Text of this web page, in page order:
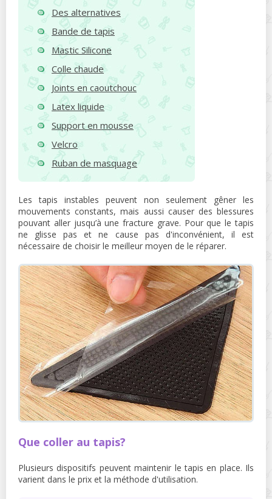
Des alternatives
Bande de tapis
Mastic Silicone
Colle chaude
Joints en caoutchouc
Latex liquide
Support en mousse
Velcro
Ruban de masquage
Les tapis instables peuvent non seulement gêner les
mouvements constants, mais aussi causer des blessures
pouvant aller jusqu’à une fracture grave. Pour que le tapis
ne glisse pas et ne cause pas d'inconvénient, il est
nécessaire de choisir le meilleur moyen de le réparer.
Que coller au tapis?
Plusieurs dispositifs peuvent maintenir le tapis en place. Ils
varient dans le prix et la méthode d'utilisation.